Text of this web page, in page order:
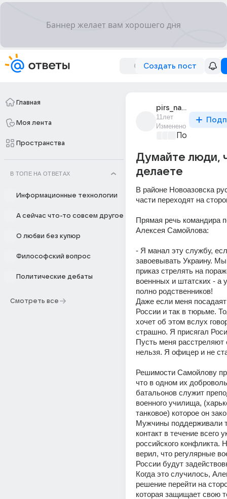
Создать пост
Главная
Моя лента
Пространства
В ТОПЕ НА ОТВЕТАХ
Информационные технологии
А сейчас что-то совсем другое
О любви без купюр
Философский вопрос
Политические дебаты
Смотреть все
pirs_navigator
11лет
Изменено
Думайте люди,
делаете
В районе Новоазовска
части переходят на
Прямая речь командира
Алексея Самойлова:
- Я манал эту службу,
завоевывать Украину.
приказ стрелять на
военнных и штатских - а
полно родственников!
Даже если меня
России и так в тюрьме.
хочет об этом вслух
страшно. Я присягал
Пусть меня расстреляют
нельзя. Я офицер и не
Решимости Самойлову
что в одном их
батальонов служит
военного училища,
танковое) которое он
Мужчины поддерживали
контакт в течение всего
российского конфликта.
верил, что регулярные
России будут
Когда это случилось,
решение перейти на
которая защищает свою